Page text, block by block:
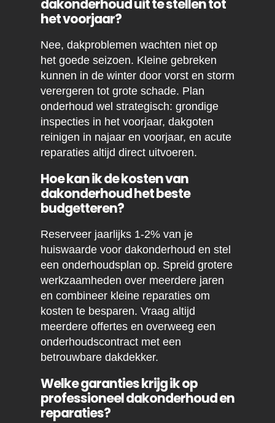
dakonderhoud uit te stellen tot
het voorjaar?
Nee, dakproblemen wachten niet op
het goede seizoen. Kleine gebreken
kunnen in de winter door vorst en storm
verergeren tot grote schade. Plan
onderhoud wel strategisch: grondige
inspecties in het voorjaar, dakgoten
reinigen in najaar en voorjaar, en acute
reparaties altijd direct uitvoeren.
Hoe kan ik de kosten van
dakonderhoud het beste
budgetteren?
Reserveer jaarlijks 1-2% van je
huiswaarde voor dakonderhoud en stel
een onderhoudsplan op. Spreid grotere
werkzaamheden over meerdere jaren
en combineer kleine reparaties om
kosten te besparen. Vraag altijd
meerdere offertes en overweeg een
onderhoudscontract met een
betrouwbare dakdekker.
Welke garanties krijg ik op
professioneel dakonderhoud en
reparaties?